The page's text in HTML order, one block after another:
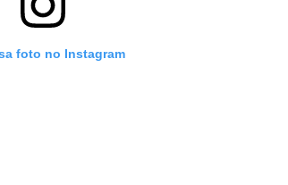
foto no Instagram